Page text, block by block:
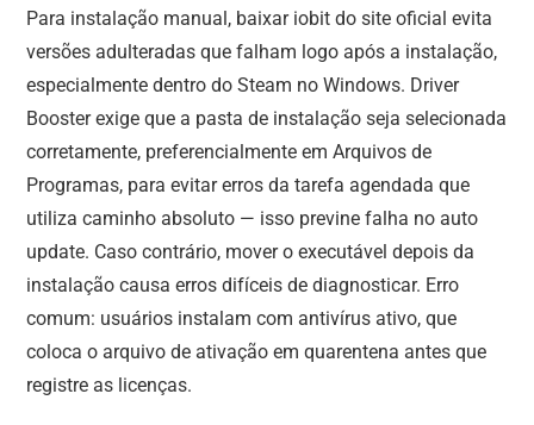
Para instalação manual, baixar iobit do site oficial evita
versões adulteradas que falham logo após a instalação,
especialmente dentro do Steam no Windows. Driver
Booster exige que a pasta de instalação seja selecionada
corretamente, preferencialmente em Arquivos de
Programas, para evitar erros da tarefa agendada que
utiliza caminho absoluto — isso previne falha no auto
update. Caso contrário, mover o executável depois da
instalação causa erros difíceis de diagnosticar. Erro
comum: usuários instalam com antivírus ativo, que
coloca o arquivo de ativação em quarentena antes que
registre as licenças.